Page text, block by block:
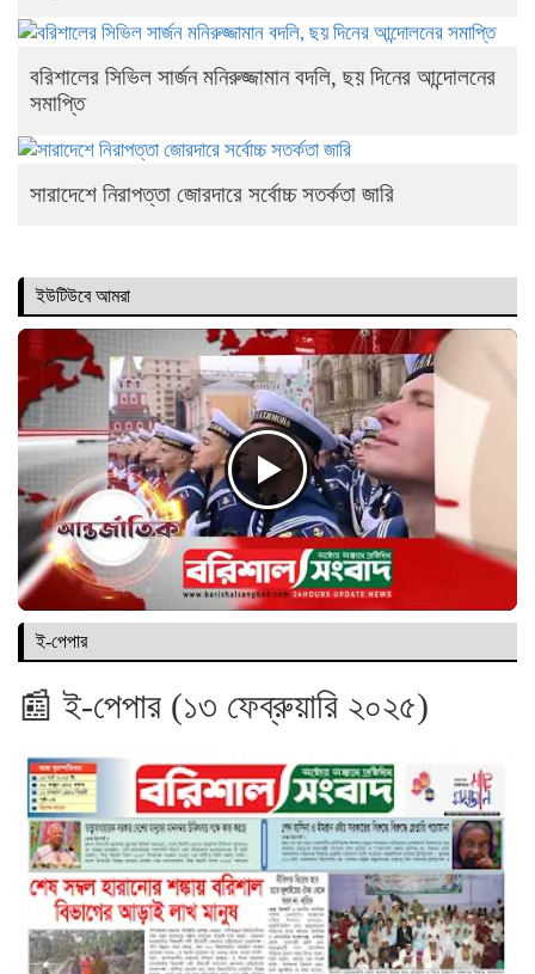
বরিশালের সিভিল সার্জন মনিরুজ্জামান বদলি, ছয় দিনের আন্দোলনের
সমাপ্তি
সারাদেশে নিরাপত্তা জোরদারে সর্বোচ্চ সতর্কতা জারি
ইউটিউবে আমরা
ই-পেপার
📰 ই-পেপার (১৩ ফেব্রুয়ারি ২০২৫)